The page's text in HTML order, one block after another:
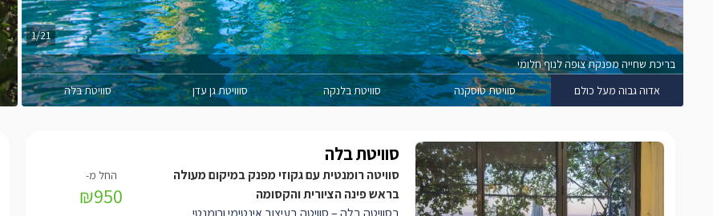
בריכת שחייה מפנקת צופה לנוף חלומי
1/21
אדוה גבוה מעל כולם סוויטת טוסקנה סוויטת בלנקה סווויטת גן עדן סוויטת בלה
סוויטת בלה
סוויטה רומנטית עם גקוזי מפנק במיקום מעולה
בראש פינה הציורית והקסומה
₪950